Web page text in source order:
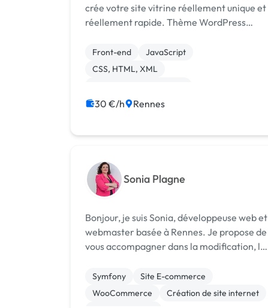
crée votre site vitrine réellement unique et
réellement rapide. Thème WordPress
SEO et accessibilité ready | PageSpee
Front-end
JavaScript
CSS, HTML, XML
Integration HTML
Site clé en main
Web design
30 €/h Rennes
Sonia Plagne
Bonjour, je suis Sonia, développeuse web et
webmaster basée à Rennes. Je propose de
vous accompagner dans la modification, la
qu’il s’agisse d’un site vitrine pour les
particuliers ou les professionnel...
Symfony
Site E-commerce
WooCommerce
Création de site internet